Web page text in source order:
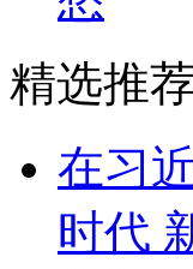
精选推
在习
时代